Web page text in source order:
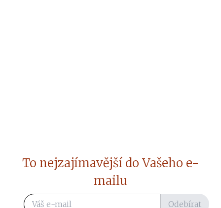
To nejzajímavější do Vašeho e-
mailu
Odebírat